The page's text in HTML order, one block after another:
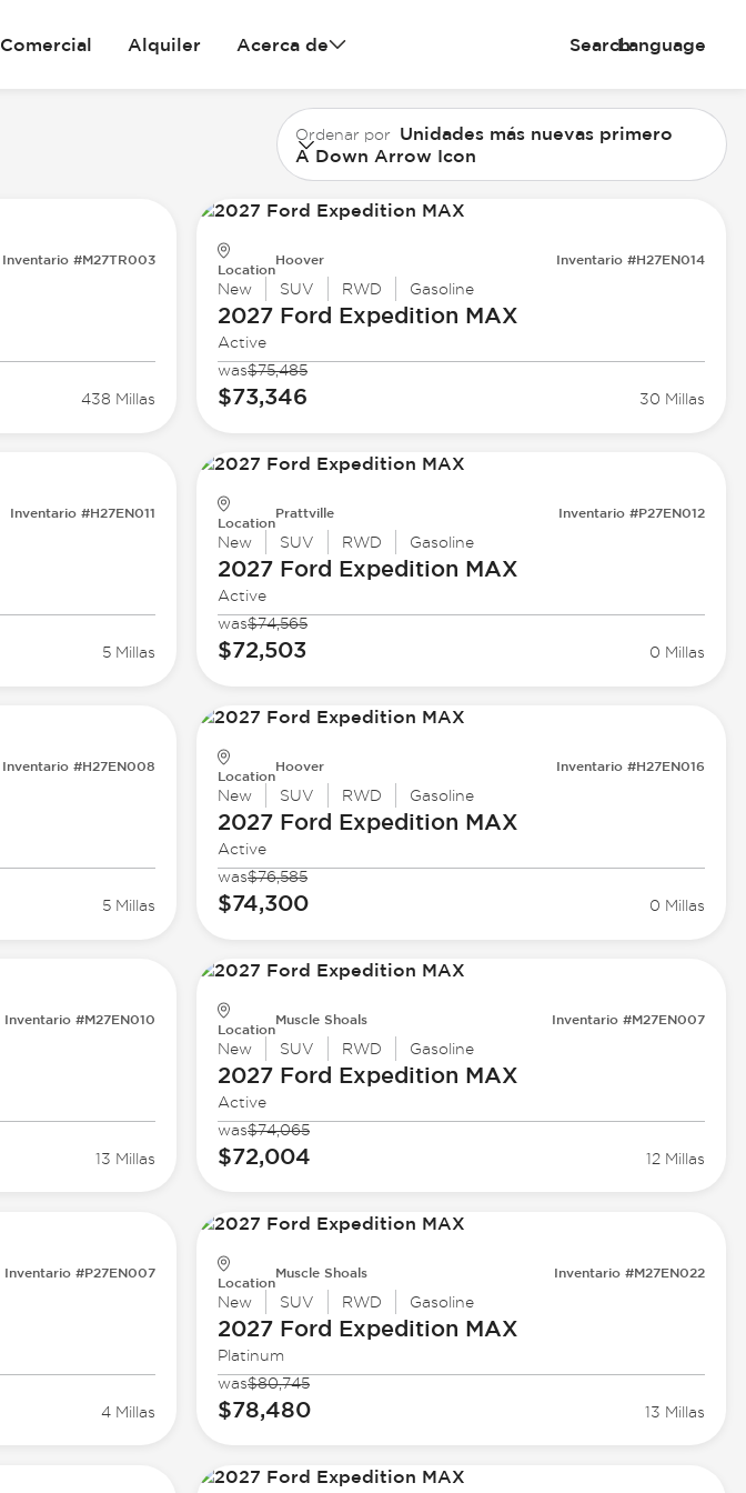
Comercial Alquiler Acerca de SearchLanguage
Ordenar por Unidades más nuevas primero
A Down Arrow Icon
Inventario #M27TR003
438 Millas
Location
Hoover Inventario #H27EN014
New SUV RWD Gasoline
2027 Ford Expedition MAX
Active
was$75,485
$73,346 30 Millas
Inventario #H27EN011
5 Millas
Location
Prattville Inventario #P27EN012
New SUV RWD Gasoline
2027 Ford Expedition MAX
Active
was$74,565
$72,503 0 Millas
Inventario #H27EN008
5 Millas
Location
Hoover Inventario #H27EN016
New SUV RWD Gasoline
2027 Ford Expedition MAX
Active
was$76,585
$74,300 0 Millas
Inventario #M27EN010
13 Millas
Location
Muscle Shoals Inventario #M27EN007
New SUV RWD Gasoline
2027 Ford Expedition MAX
Active
was$74,065
$72,004 12 Millas
Inventario #P27EN007
4 Millas
Location
Muscle Shoals Inventario #M27EN022
New SUV RWD Gasoline
2027 Ford Expedition MAX
Platinum
was$80,745
$78,480 13 Millas